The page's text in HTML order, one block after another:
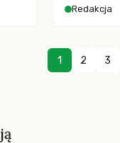
Redakcja
1 2 3